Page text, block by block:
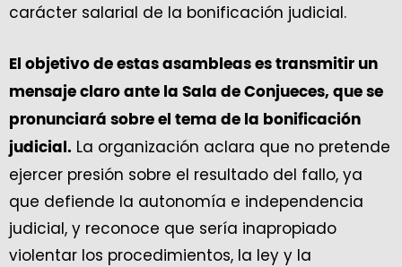
carácter salarial de la bonificación judicial.
El objetivo de estas asambleas es transmitir un
mensaje claro ante la Sala de Conjueces, que se
pronunciará sobre el tema de la bonificación
judicial. La organización aclara que no pretende
ejercer presión sobre el resultado del fallo, ya
que defiende la autonomía e independencia
judicial, y reconoce que sería inapropiado
violentar los procedimientos, la ley y la